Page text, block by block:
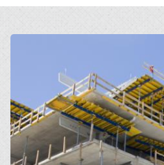
Open